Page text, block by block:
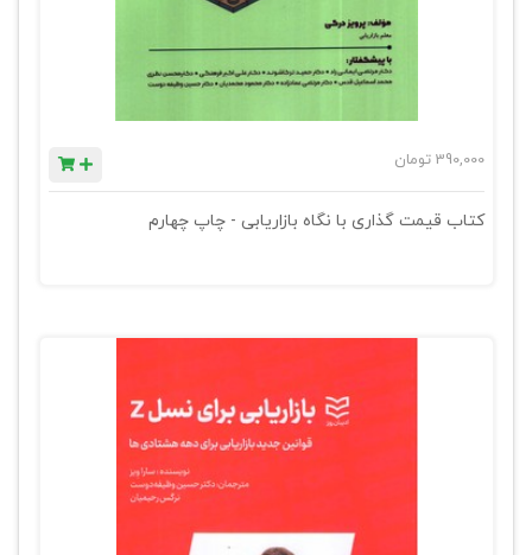
390,000 تومان
کتاب قیمت گذاری با نگاه بازاریابی - چاپ چهارم